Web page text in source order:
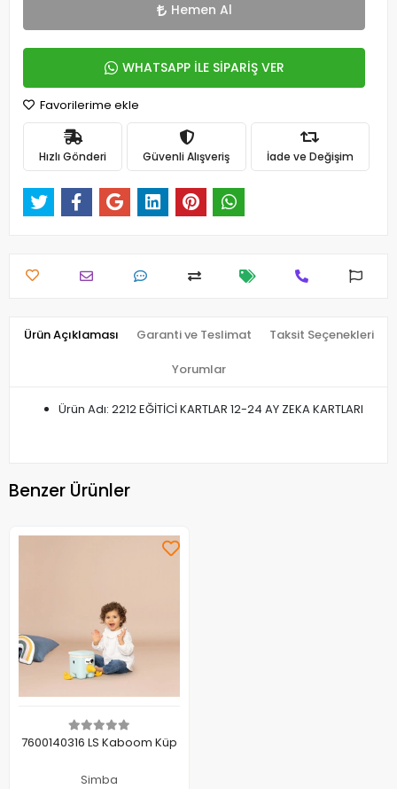
Hemen Al
WHATSAPP İLE SİPARİŞ VER
Favorilerime ekle
Hızlı Gönderi Güvenli Alışveriş İade ve Değişim
Ürün Açıklaması Garanti ve Teslimat Taksit Seçenekleri
Yorumlar
Ürün Adı: 2212 EĞİTİCİ KARTLAR 12-24 AY ZEKA KARTLARI
Benzer Ürünler
Sepete Ekle
7600140316 LS Kaboom Küp
Simba